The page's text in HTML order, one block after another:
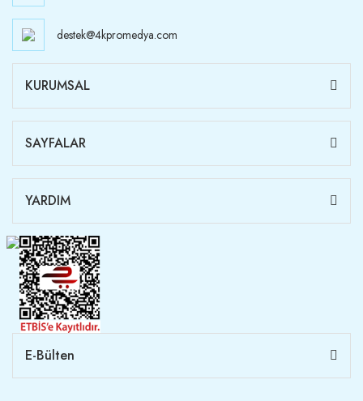
destek@4kpromedya.com
KURUMSAL
SAYFALAR
YARDIM
E-Bülten